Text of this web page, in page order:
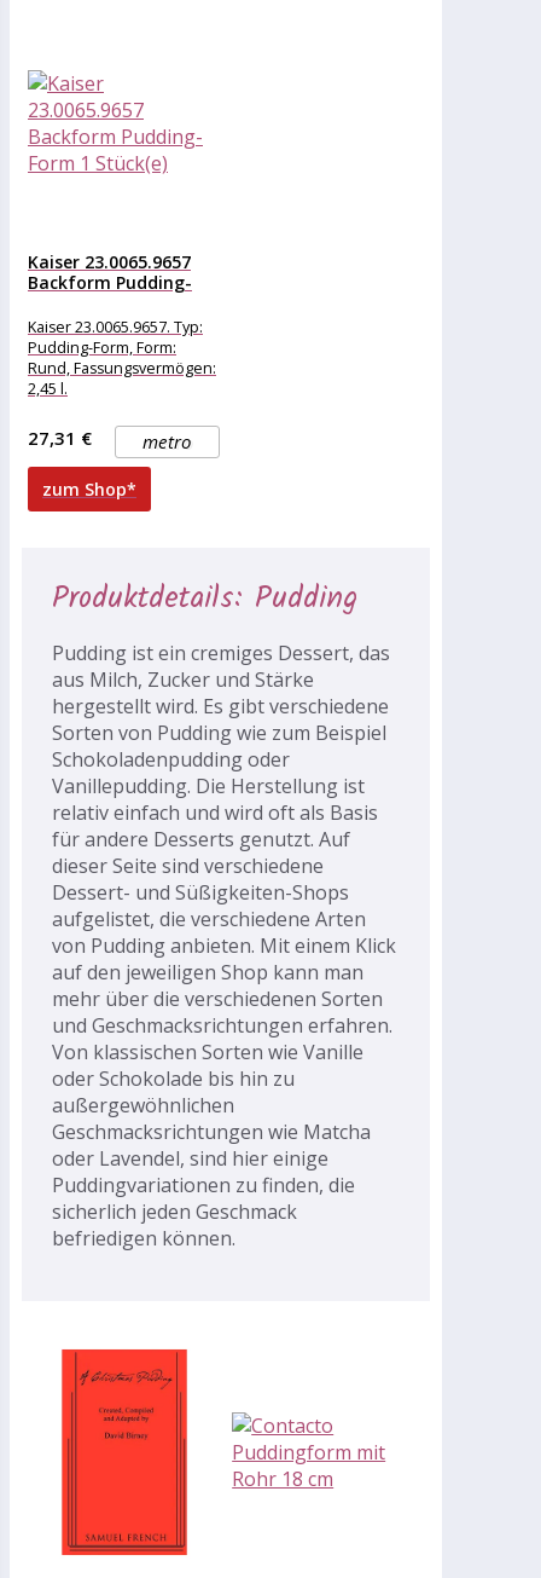
Kaiser 23.0065.9657
Backform Pudding-
Kaiser 23.0065.9657. Typ:
Pudding-Form, Form:
Rund, Fassungsvermögen:
2,45 l.
cm. Menge pro Packung: 1
Stück(e)
metro
27,31 €
zum Shop*
Produktdetails: Pudding
Pudding ist ein cremiges Dessert, das
aus Milch, Zucker und Stärke
hergestellt wird. Es gibt verschiedene
Sorten von Pudding wie zum Beispiel
Schokoladenpudding oder
Vanillepudding. Die Herstellung ist
relativ einfach und wird oft als Basis
für andere Desserts genutzt. Auf
dieser Seite sind verschiedene
Dessert- und Süßigkeiten-Shops
aufgelistet, die verschiedene Arten
von Pudding anbieten. Mit einem Klick
auf den jeweiligen Shop kann man
mehr über die verschiedenen Sorten
und Geschmacksrichtungen erfahren.
Von klassischen Sorten wie Vanille
oder Schokolade bis hin zu
außergewöhnlichen
Geschmacksrichtungen wie Matcha
oder Lavendel, sind hier einige
Puddingvariationen zu finden, die
sicherlich jeden Geschmack
befriedigen können.